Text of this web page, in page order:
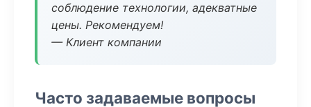
соблюдение технологии, адекватные
цены. Рекомендуем!
— Клиент компании
Часто задаваемые вопросы